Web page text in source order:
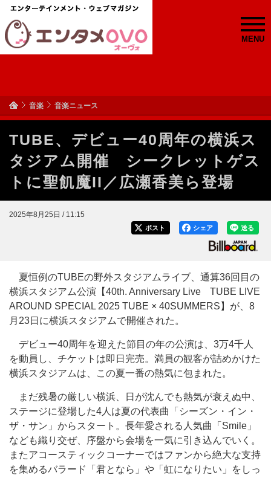
MENU
音楽 音楽ニュース
TUBE、デビュー40周年の横浜ス
タジアム開催 シークレットゲス
トに聖飢魔II／広瀬香美ら登場
2025年8月25日 / 11:15
送る
シェア
ポスト
夏恒例のTUBEの野外スタジアムライブ、通算36回目の
横浜スタジアム公演【40th. Anniversary Live TUBE LIVE
AROUND SPECIAL 2025 TUBE × 40SUMMERS】が、8
月23日に横浜スタジアムで開催された。
デビュー40周年を迎えた節目の年の公演は、3万4千人
を動員し、チケットは即日完売。満員の観客が詰めかけた
横浜スタジアムは、この夏一番の熱気に包まれた。
まだ残暑の厳しい横浜、日が沈んでも熱気が衰えぬ中、
ステージに登場した4人は夏の代表曲「シーズン・イン・
ザ・サン」からスタート。長年愛される人気曲「Smile」
なども織り交ぜ、序盤から会場を一気に引き込んでいく。
またアコースティックコーナーではファンから絶大な支持
を集めるバラード「君となら」や「虹になりたい」をしっ